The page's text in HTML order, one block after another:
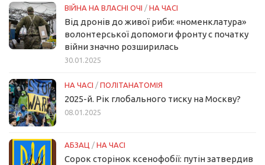
ВІЙНА НА ВЛАСНІ ОЧІ / НА ЧАСІ
Від дронів до живої риби: «номенклатура»
волонтерської допомоги фронту с початку
війни значно розширилась
30.01.2025
НА ЧАСІ / ПОЛІТАНАТОМІЯ
2025-й. Рік глобального тиску на Москву?
08.01.2025
АБЗАЦ / НА ЧАСІ
Сорок сторінок ксенофобії: путін затвердив